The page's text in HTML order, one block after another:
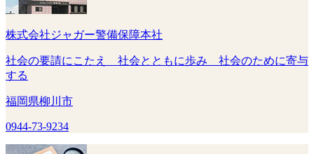
株式会社ジャガー警備保障本社
社会の要請にこたえ 社会とともに歩み 社会のために寄与
する
福岡県柳川市
0944-73-9234